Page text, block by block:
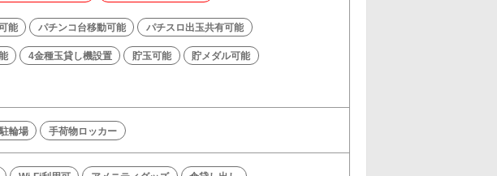
能 パチンコ台移動可能 パチスロ出玉共有可能
4金種玉貸し機設置 貯玉可能 貯メダル可能
駐輪場 手荷物ロッカー